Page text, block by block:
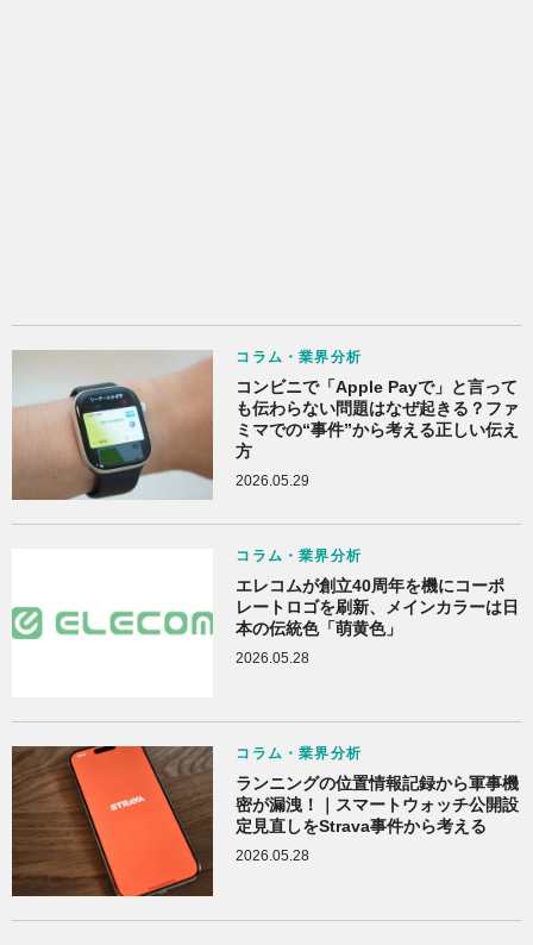
コラム・業界分析
コンビニで「Apple Payで」と言って
も伝わらない問題はなぜ起きる？ファ
ミマでの“事件”から考える正しい伝え
方
2026.05.29
コラム・業界分析
エレコムが創立40周年を機にコーポ
レートロゴを刷新、メインカラーは日
本の伝統色「萌黄色」
2026.05.28
コラム・業界分析
ランニングの位置情報記録から軍事機
密が漏洩！｜スマートウォッチ公開設
定見直しをStrava事件から考える
2026.05.28